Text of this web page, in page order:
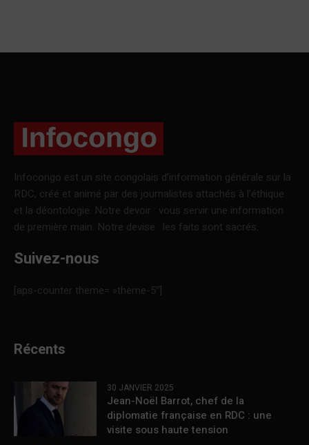
Infocongo est un site congolais d’information générale sur la
RDC, créé et animé par des journalistes attachés à l’éthique
et la déontologie. Notre devoir : vous servir une information
de première main. Notre devise : les faits sont sacrés.
Suivez-nous
[aps-counter theme= »theme-5″]
Récents
30 JANVIER 2025
Jean-Noël Barrot, chef de la
diplomatie française en RDC : une
visite sous haute tension